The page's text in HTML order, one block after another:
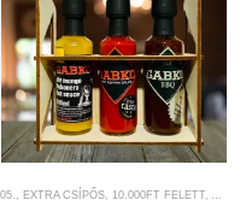
, 10.000FT FELETT,AJÁNDÉK
05., EXTRA CSÍPŐS, 10.000FT FELETT,